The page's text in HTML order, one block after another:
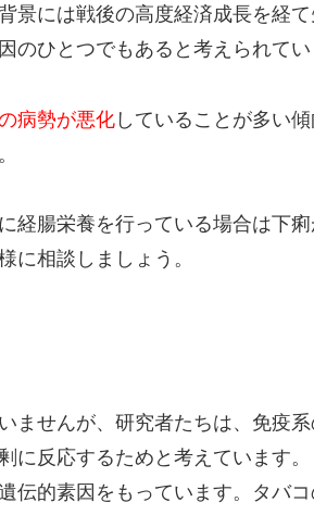
景には戦後の高度経済成長を経
ひとつでもあると考えられてい
病勢が悪化していることが多い
経腸栄養を行っている場合は下
に相談しましょう。
ませんが、研究者たちは、免疫
に反応するためと考えています。
伝的素因をもっています。タバ